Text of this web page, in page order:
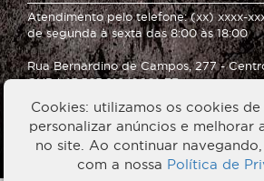
Atendimento pelo telefone: (xx) xxxx-
de segunda à sexta das 8:00 às 18:00
Rua Bernardino de Campos, 277 -
CNPJ: 15.565.819/0001-73
Dúvidas sobre nossos produtos?
Entre em contato com nosso SAC:
loja@wikimetalstore.com.br
Cookies: utilizamos os cookies
personalizar anúncios e melhorar
no site. Ao continuar
com a nossa Política de